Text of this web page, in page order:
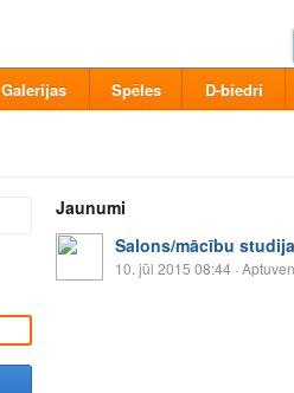
Galerijas Spēles D-biedri
Jaunumi
Salons/mācību
10. jūl 2015 08:44 ·